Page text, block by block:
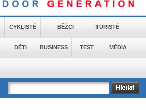
CYKLISTÉ BĚŽCI TURISTÉ
DĚTI BUSINESS TEST MÉDIA